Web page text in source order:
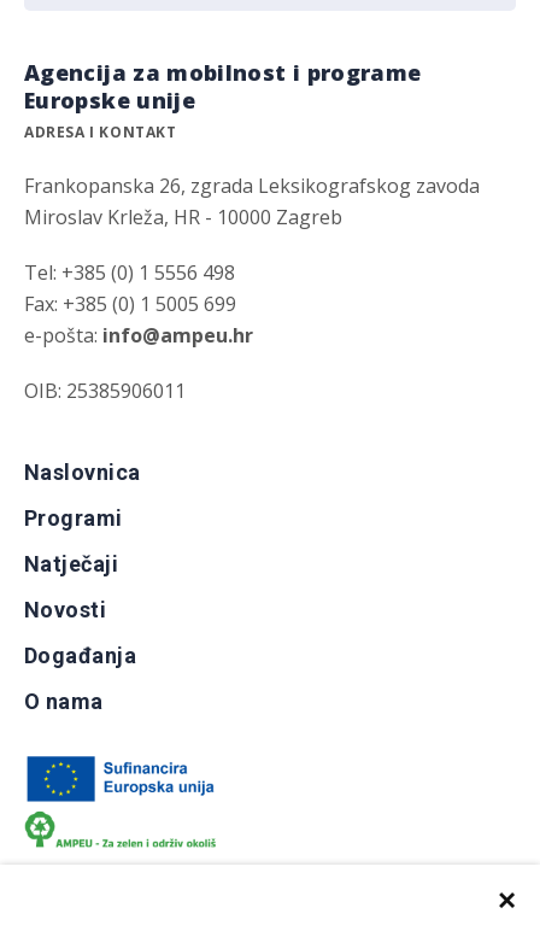
×
Agencija za mobilnost i programe
Europske unije
ADRESA I KONTAKT
Frankopanska 26, zgrada Leksikografskog zavoda
Miroslav Krleža, HR - 10000 Zagreb
Tel: +385 (0) 1 5556 498
Fax: +385 (0) 1 5005 699
e-pošta: info@ampeu.hr
OIB: 25385906011
Naslovnica
Programi
Natječaji
Novosti
Događanja
O nama